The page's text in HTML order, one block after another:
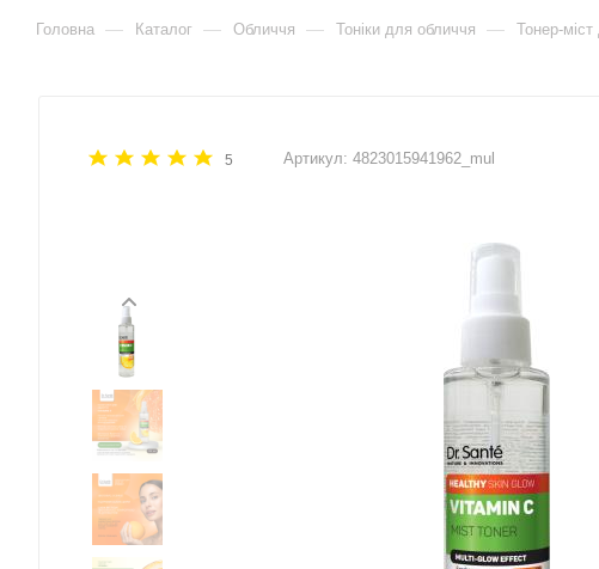
Головна — Каталог — Обличчя — Тоніки для обличчя — Тонер-
5 Артикул: 4823015941962_mul